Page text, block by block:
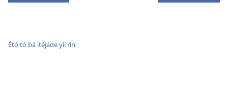
Ẹ̀tọ́ tó bá ìtẹ̀jáde yìí rìn